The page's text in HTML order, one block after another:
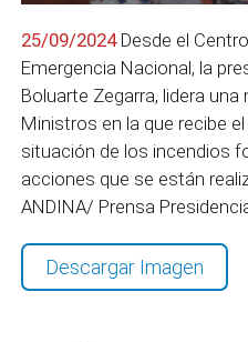
25/09/2024Desde el
Emergencia Nacional, la
Boluarte Zegarra, lidera
Ministros en la que recibe
situación de los incendios
acciones que se están
ANDINA/ Prensa
Descargar Imagen